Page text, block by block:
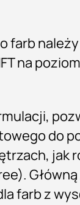
na
do
jak
farb z